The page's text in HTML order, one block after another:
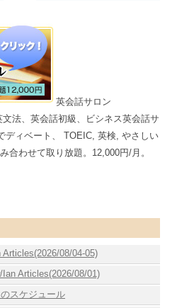
英会話サロン
法、英会話初級、ビシネス英会話サ
ディベート、 TOEIC, 英検, やさしい
合わせて取り放題。12,000円/月。
08/04-05)
Articles(2026/08/01)
スケジュール